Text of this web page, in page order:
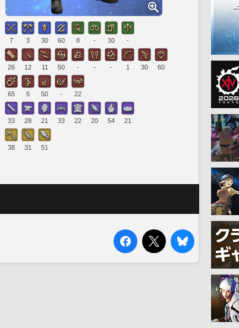
7 3 30 60 8 - 30 -
26 12 11 50 - - - 1 30 60
65 5 50 - 22
33 28 21 33 22 20 54 21
38 31 51